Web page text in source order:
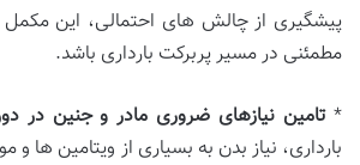
پیشگیری از چالش های احتمالی، این مکمل
مطمئنی در مسیر پربرکت بارداری باشد.
*تامین نیازهای ضروری مادر و جنین در
بارداری، نیاز بدن به بسیاری از ویتامین ها